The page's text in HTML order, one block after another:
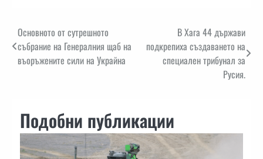
Навигация
Основното от сутрешното
събрание на Генералния щаб на
въоръжените сили на Украйна
В Хага 44 държави
подкрепиха създаването на
специален трибунал за
Русия.
Подобни публикации